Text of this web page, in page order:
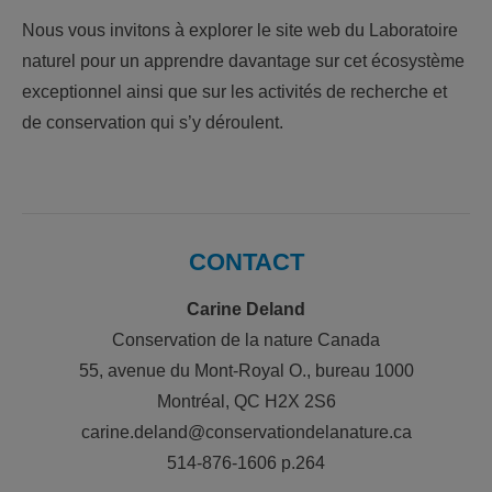
Nous vous invitons à explorer le site web du Laboratoire
naturel pour un apprendre davantage sur cet écosystème
exceptionnel ainsi que sur les activités de recherche et
de conservation qui s’y déroulent.
CONTACT
Carine Deland
Conservation de la nature Canada
55, avenue du Mont-Royal O., bureau 1000
Montréal, QC H2X 2S6
carine.deland@conservationdelanature.ca
514-876-1606 p.264